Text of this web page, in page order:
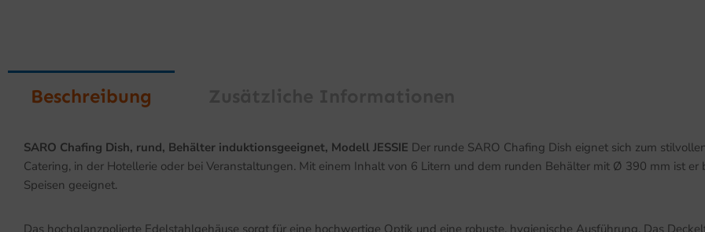
Beschreibung
SARO Chafing Dish, rund, Behälter induktionsgeeignet, Modell JESSIE Der runde SARO Chafing Dish eignet sich zum
Catering, in der Hotellerie oder bei Veranstaltungen. Mit einem Inhalt von 6 Litern und dem runden Behälter mit Ø 390 mm ist
Speisen geeignet.